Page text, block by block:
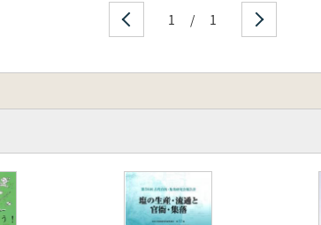
1 / 1